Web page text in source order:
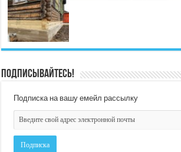
Подписывайтесь!
Подписка на вашу емейл рассылку